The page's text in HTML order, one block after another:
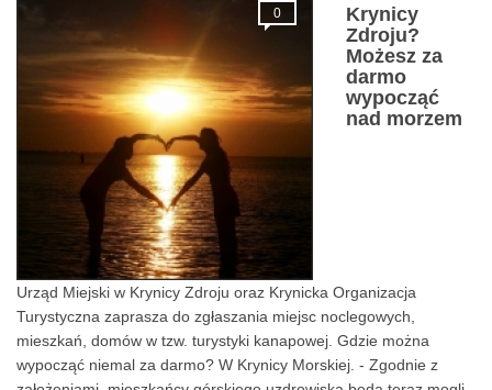
Mieszkasz w
Krynicy
Zdroju?
Możesz za
darmo
wypocząć
Urząd Miejski w Krynicy Zdroju oraz Krynicka Organizacja
Turystyczna zaprasza do zgłaszania miejsc noclegowych,
mieszkań, domów w tzw. turystyki kanapowej. Gdzie można